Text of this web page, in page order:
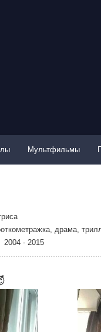
Мультфильмы
драма,
2004 - 2015